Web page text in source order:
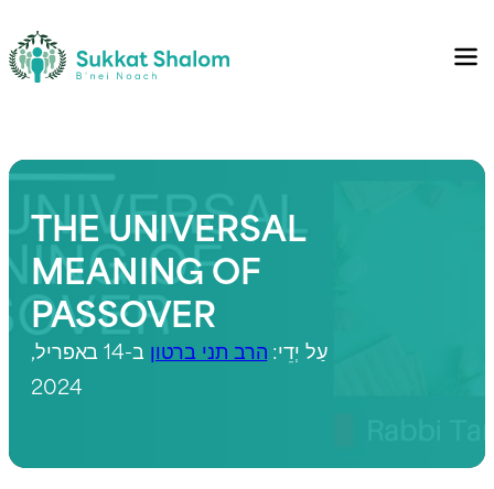
THE UNIVERSAL
MEANING OF
PASSOVER
עַל יְדֵי: הרב תני ברטון
ב-14 באפריל,
2024